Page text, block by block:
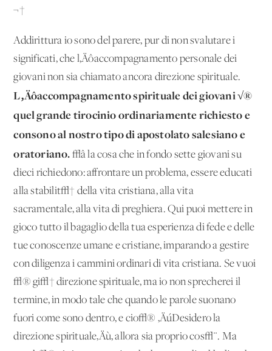
¬†
Addirittura io sono del parere, pur di non svalutare i
significati, che l‚Äôaccompagnamento personale dei
giovani non sia chiamato ancora direzione spirituale.
L‚Äôaccompagnamento spirituale dei giovani √®
quel grande tirocinio ordinariamente richiesto e
consono al nostro tipo di apostolato salesiano e
oratoriano. √â la cosa che in fondo sette giovani su
dieci richiedono: affrontare un problema, essere educati
alla stabilit√† della vita cristiana, alla vita
sacramentale, alla vita di preghiera. Qui puoi mettere in
gioco tutto il bagaglio della tua esperienza di fede e delle
tue conoscenze umane e cristiane, imparando a gestire
con diligenza i cammini ordinari di vita cristiana. Se vuoi
√® gi√† direzione spirituale, ma io non sprecherei il
termine, in modo tale che quando le parole suonano
fuori come sono dentro, e cio√® ‚ÄúDesidero la
direzione spirituale‚Äù, allora sia proprio cos√¨. Ma